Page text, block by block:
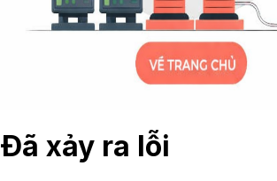
Đã xảy ra lỗi